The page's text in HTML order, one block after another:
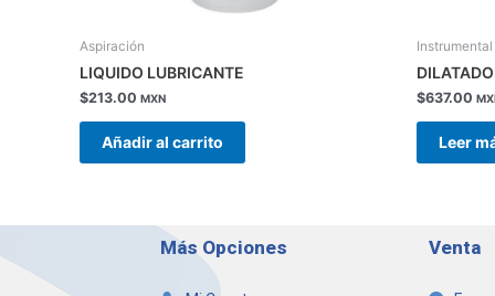
Aspiración
LIQUIDO LUBRICANTE
$213.00 MXN
Añadir al carrito
Instrumental
$637.00
Leer
Más Opciones Venta